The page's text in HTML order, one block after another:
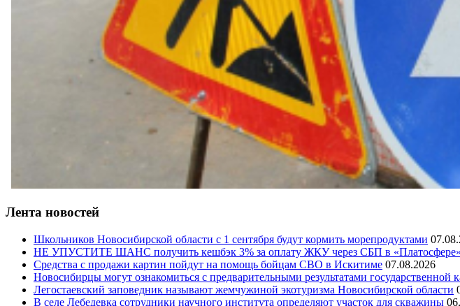
Лента новостей
Школьников Новосибирской области с 1 сентября будут кормить морепродуктами
НЕ УПУСТИТЕ ШАНС получить кешбэк 3% за оплату ЖКУ через СБП в «Платосфере»
Средства с продажи картин пойдут на помощь бойцам СВО в Искитиме 07.08.2026
Новосибирцы могут ознакомиться с предварительными результатами государственной
Легостаевский заповедник называют жемчужиной экотуризма Новосибирской области
В селе Лебедевка сотрудники научного института определяют участок для скважины